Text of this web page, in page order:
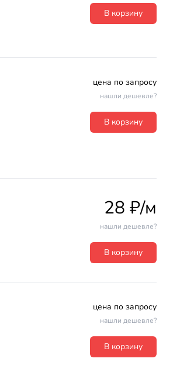
В корзину
цена по запросу
нашли дешевле?
В корзину
28 ₽/м
нашли дешевле?
В корзину
цена по запросу
нашли дешевле?
В корзину